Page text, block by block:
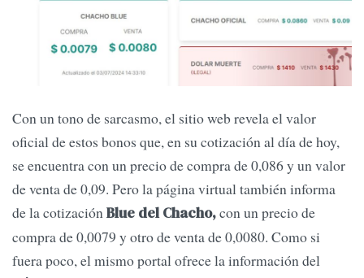
Con un tono de sarcasmo, el sitio web revela el valor
oficial de estos bonos que, en su cotización al día de hoy,
se encuentra con un precio de compra de 0,086 y un valor
de venta de 0,09. Pero la página virtual también informa
de la cotizaciónBlue del Chacho,con un precio de
compra de 0,0079 y otro de venta de 0,0080. Como si
fuera poco, el mismo portal ofrece la información del